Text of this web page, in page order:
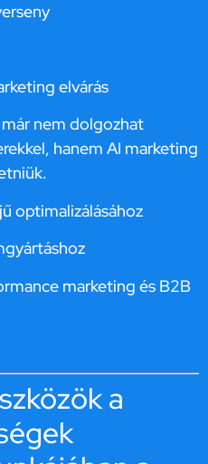
elvárás
nem dolgozhat
hanem AI marketing
optimalizálásához
marketing és B2B
a